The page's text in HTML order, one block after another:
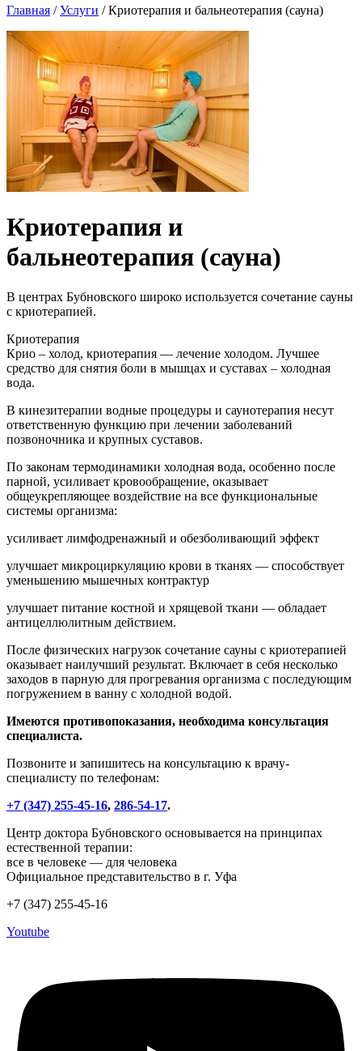
Главная /Услуги /Криотерапия и бальнеотерапия (сауна)
Криотерапия и
бальнеотерапия (сауна)
В центрах Бубновского широко используется сочетание сауны
с криотерапией.
Криотерапия
Крио – холод, криотерапия — лечение холодом. Лучшее
средство для снятия боли в мышцах и суставах – холодная
вода.
В кинезитерапии водные процедуры и саунотерапия несут
ответственную функцию при лечении заболеваний
позвоночника и крупных суставов.
По законам термодинамики холодная вода, особенно после
парной, усиливает кровообращение, оказывает
общеукрепляющее воздействие на все функциональные
системы организма:
усиливает лимфодренажный и обезболивающий эффект
улучшает микроциркуляцию крови в тканях — способствует
уменьшению мышечных контрактур
улучшает питание костной и хрящевой ткани — обладает
антицеллюлитным действием.
После физических нагрузок сочетание сауны с криотерапией
оказывает наилучший результат. Включает в себя несколько
заходов в парную для прогревания организма с последующим
погружением в ванну с холодной водой.
Имеются противопоказания, необходима консультация
специалиста.
Позвоните и запишитесь на консультацию к врачу-
специалисту по телефонам:
+7 (347) 255-45-16, 286-54-17.
Центр доктора Бубновского основывается на принципах
естественной терапии:
все в человеке — для человека
Официальное представительство в г. Уфа
+7 (347) 255-45-16
Youtube